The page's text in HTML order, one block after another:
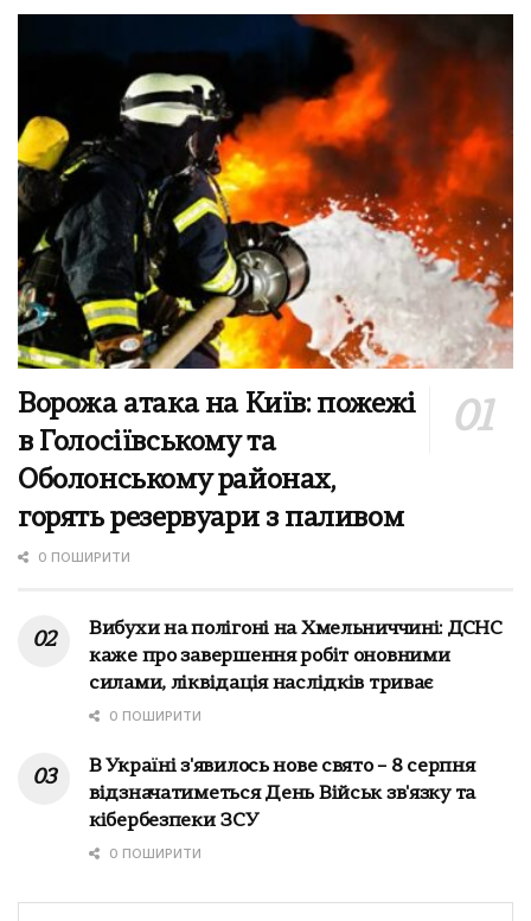
Ворожа атака на Київ: пожежі
в Голосіївському та
Оболонському районах,
горять резервуари з паливом
0 ПОШИРИТИ
Вибухи на полігоні на Хмельниччині: ДСНС
каже про завершення робіт оновними
силами, ліквідація наслідків триває
0 ПОШИРИТИ
В Україні з'явилось нове свято – 8 серпня
відзначатиметься День Військ зв'язку та
кібербезпеки ЗСУ
0 ПОШИРИТИ